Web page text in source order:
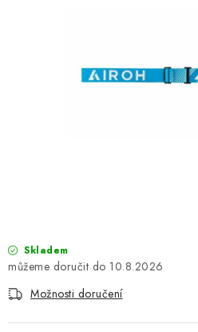
NÁPLNĚ A KAPALINY
Podmínky ochrany osobních údajů
Skladem
10.8.2026
Možnosti doručení